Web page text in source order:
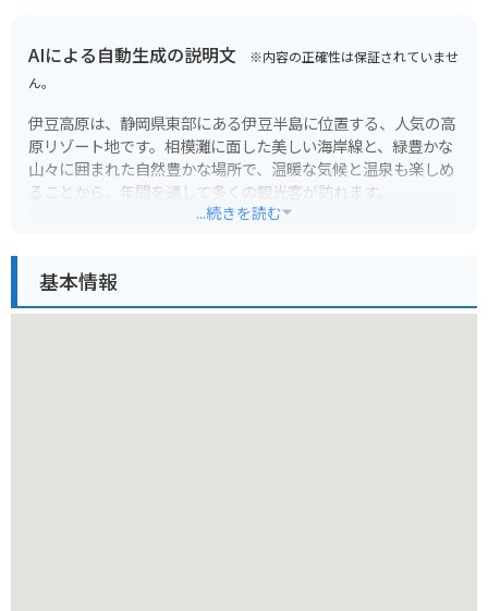
AIによる自動生成の説明文 ※内容の正確性は保証されていませ
ん。
伊豆高原は、静岡県東部にある伊豆半島に位置する、人気の高
原リゾート地です。相模灘に面した美しい海岸線と、緑豊かな
山々に囲まれた自然豊かな場所で、温暖な気候と温泉も楽しめ
ることから、年間を通して多くの観光客が訪れます。
灘など360度のパノラマビューを楽しむことができます。リフ
トで手軽に登ることができるので、子供連れや高齢の方にもお
...続きを読む
基本情報